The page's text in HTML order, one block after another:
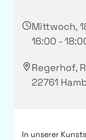
Mittwoch,
16:00 -
Regerhof,
22761
In unserer